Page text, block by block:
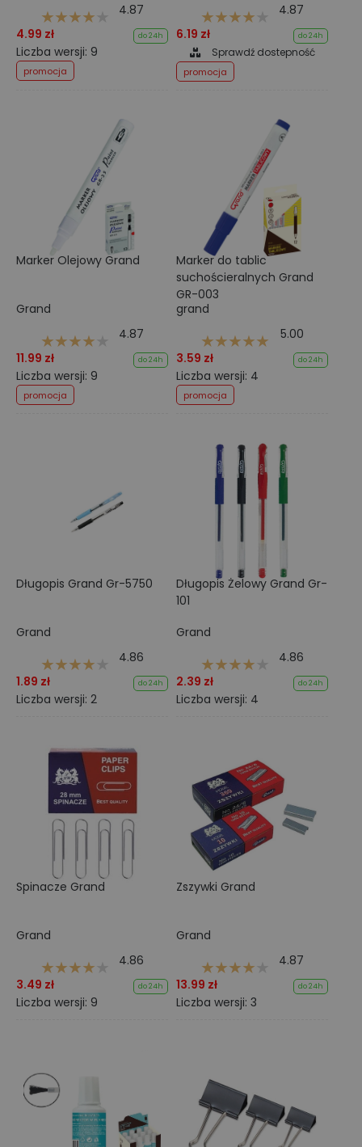
4.87
4.99 zł
do 24h
Liczba wersji: 9
promocja
4.87
6.19 zł
do 24h
Sprawdź dostepność
promocja
Marker Olejowy Grand
Grand
4.87
11.99 zł
do 24h
Liczba wersji: 9
promocja
Marker do tablic
suchościeralnych Grand
GR-003
grand
5.00
3.59 zł
do 24h
Liczba wersji: 4
promocja
Długopis Grand Gr-5750
Grand
4.86
1.89 zł
do 24h
Liczba wersji: 2
Długopis Żelowy Grand Gr-
101
Grand
4.86
2.39 zł
do 24h
Liczba wersji: 4
Spinacze Grand
Grand
4.86
3.49 zł
do 24h
Liczba wersji: 9
Zszywki Grand
Grand
4.87
13.99 zł
do 24h
Liczba wersji: 3